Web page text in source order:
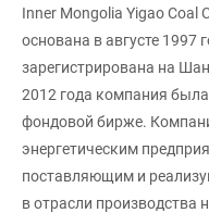
Inner Mongolia Yigao Coal
основана в августе 1997
зарегистрирована на
2012 года компания
фондовой бирже.
энергетическим
поставляющим и
в отрасли производства